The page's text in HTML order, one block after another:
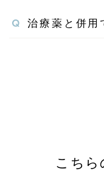
治療薬と併用
こちら